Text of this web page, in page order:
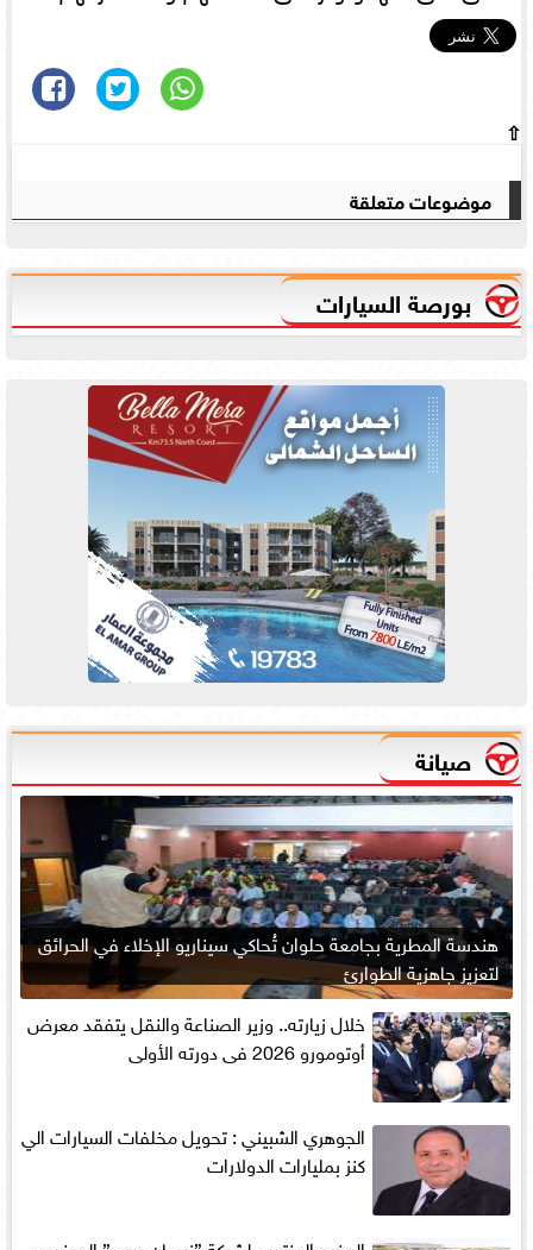
⇧
موضوعات متعلقة
بورصة السيارات
صيانة
هندسة المطرية بجامعة حلوان تُحاكي سيناريو الإخلاء في الحرائق
لتعزيز جاهزية الطوارئ
خلال زيارته.. وزير الصناعة والنقل يتفقد معرض
أوتومورو 2026 فى دورته الأولى
الجوهري الشبيني : تحويل مخلفات السيارات الي
كنز بمليارات الدولارات